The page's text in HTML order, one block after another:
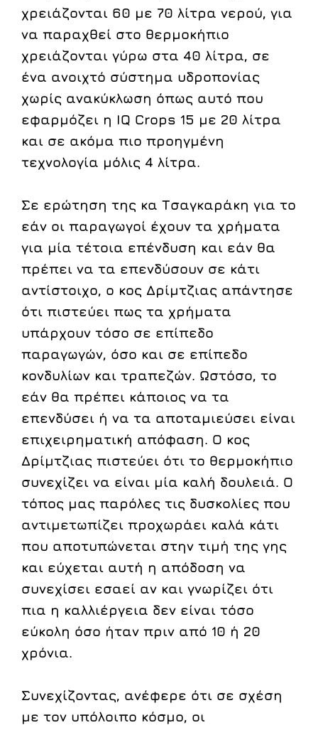
χρειάζονται 60 με 70 λίτρα νερού, για
να παραχθεί στο θερμοκήπιο
χρειάζονται γύρω στα 40 λίτρα, σε
ένα ανοιχτό σύστημα υδροπονίας
χωρίς ανακύκλωση όπως αυτό που
εφαρμόζει η IQ Crops 15 με 20 λίτρα
και σε ακόμα πιο προηγμένη
τεχνολογία μόλις 4 λίτρα.
Σε ερώτηση της κα Τσαγκαράκη για το
εάν οι παραγωγοί έχουν τα χρήματα
για μία τέτοια επένδυση και εάν θα
πρέπει να τα επενδύσουν σε κάτι
αντίστοιχο, ο κος Δρίμτζιας απάντησε
ότι πιστεύει πως τα χρήματα
υπάρχουν τόσο σε επίπεδο
παραγωγών, όσο και σε επίπεδο
κονδυλίων και τραπεζών. Ωστόσο, το
εάν θα πρέπει κάποιος να τα
επενδύσει ή να τα αποταμιεύσει είναι
επιχειρηματική απόφαση. Ο κος
Δρίμτζιας πιστεύει ότι το θερμοκήπιο
συνεχίζει να είναι μία καλή δουλειά. Ο
τόπος μας παρόλες τις δυσκολίες που
αντιμετωπίζει προχωράει καλά κάτι
που αποτυπώνεται στην τιμή της γης
και εύχεται αυτή η απόδοση να
συνεχίσει εσαεί αν και γνωρίζει ότι
πια η καλλιέργεια δεν είναι τόσο
εύκολη όσο ήταν πριν από 10 ή 20
χρόνια.
Συνεχίζοντας, ανέφερε ότι σε σχέση
με τον υπόλοιπο κόσμο, οι